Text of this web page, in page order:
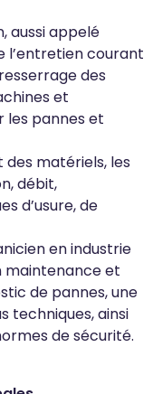
aussi appelé
l’entretien courant
des
et
les pannes et
matériels, les
débit,
d’usure, de
en industrie
maintenance et
de pannes, une
techniques, ainsi
de sécurité.